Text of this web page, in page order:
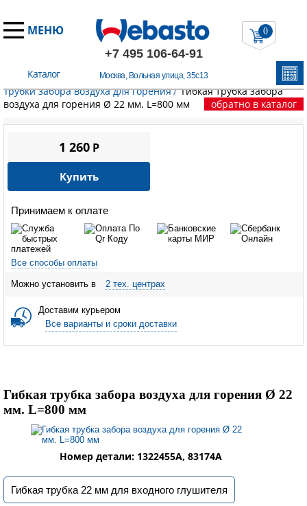
МЕНЮ
+7 495 106-64-91
Москва, Вольная улица, 35с13
Каталог
0
Главная /Запчасти Вебасто/Забор воздуха для горения.
Трубки забора воздуха для горения/ Гибкая трубка забора
воздуха для горения Ø 22 мм. L=800 мм
обратно в каталог
Принимаем к оплате
Все способы оплаты
Можно установить в 2 тех. центрах
Доставим курьером
Все варианты и сроки доставки
1 260P
Купить
Гибкая трубка забора воздуха для горения Ø 22
мм. L=800 мм
Номер детали: 1322455A, 83174A
Гибкая трубка 22 мм для входного глушителя